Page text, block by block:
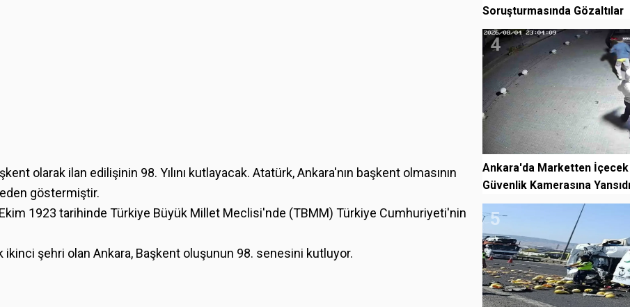
olarak ilan edilişinin 98. Yılını kutlayacak. Atatürk, Ankara'nın başkent olmasının
göstermiştir.
1923 tarihinde Türkiye Büyük Millet Meclisi'nde (TBMM) Türkiye Cumhuriyeti'nin
ikinci şehri olan Ankara, Başkent oluşunun 98. senesini kutluyor.
Soruşturmasında Gözaltılar
4
Ankara'da Marketten
Güvenlik Kamerasına Yansıdı
5